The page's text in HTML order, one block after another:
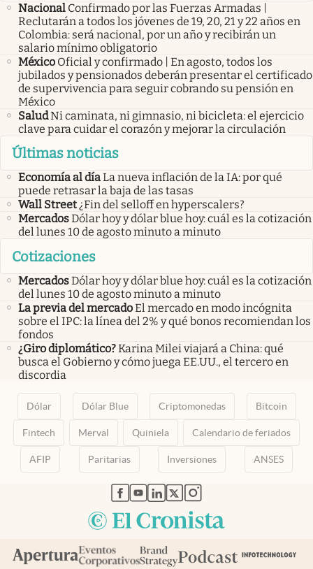
Nacional Confirmado por las Fuerzas Armadas |
Reclutarán a todos los jóvenes de 19, 20, 21 y 22 años en
Colombia: será nacional, por un año y recibirán un
salario mínimo obligatorio
México Oficial y confirmado | En agosto, todos los
jubilados y pensionados deberán presentar el certificado
de supervivencia para seguir cobrando su pensión en
México
SaludNi caminata, ni gimnasio, ni bicicleta: el ejercicio
clave para cuidar el corazón y mejorar la circulación
Últimas noticias
Economía al díaLa nueva inflación de la IA: por qué
puede retrasar la baja de las tasas
Wall Street¿Fin del selloff en hyperscalers?
MercadosDólar hoy y dólar blue hoy: cuál es la cotización
del lunes 10 de agosto minuto a minuto
Cotizaciones
MercadosDólar hoy y dólar blue hoy: cuál es la cotización
del lunes 10 de agosto minuto a minuto
La previa del mercadoEl mercado en modo incógnita
sobre el IPC: la línea del 2% y qué bonos recomiendan los
fondos
¿Giro diplomático?Karina Milei viajará a China: qué
busca el Gobierno y cómo juega EE.UU., el tercero en
discordia
Dólar Dólar Blue Criptomonedas Bitcoin
Fintech Merval Quiniela Calendario de feriados
AFIP Paritarias Inversiones ANSES
abre en nueva pestaña
abre en nueva pestaña
abre en nueva pestaña
abre en nueva pestaña
abre en nueva pestaña